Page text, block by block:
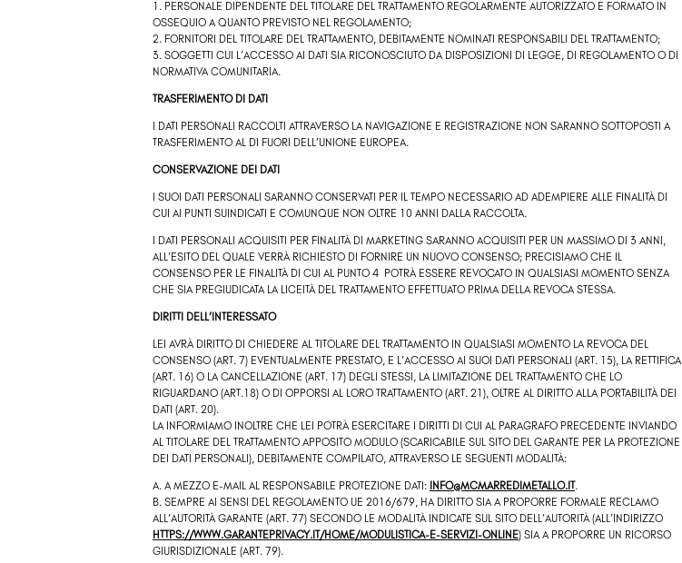
1. PERSONALE DIPENDENTE DEL TITOLARE DEL TRATTAMENTO REGOLARMENTE AUTORIZZATO E FORMATO IN
OSSEQUIO A QUANTO PREVISTO NEL REGOLAMENTO;
2. FORNITORI DEL TITOLARE DEL TRATTAMENTO, DEBITAMENTE NOMINATI RESPONSABILI DEL TRATTAMENTO;
3. SOGGETTI CUI L’ACCESSO AI DATI SIA RICONOSCIUTO DA DISPOSIZIONI DI LEGGE, DI REGOLAMENTO O DI
NORMATIVA COMUNITARIA.
TRASFERIMENTO DI DATI
I DATI PERSONALI RACCOLTI ATTRAVERSO LA NAVIGAZIONE E REGISTRAZIONE NON SARANNO SOTTOPOSTI A
TRASFERIMENTO AL DI FUORI DELL’UNIONE EUROPEA.
CONSERVAZIONE DEI DATI
I SUOI DATI PERSONALI SARANNO CONSERVATI PER IL TEMPO NECESSARIO AD ADEMPIERE ALLE FINALITÀ DI
CUI AI PUNTI SUINDICATI E COMUNQUE NON OLTRE 10 ANNI DALLA RACCOLTA.
I DATI PERSONALI ACQUISITI PER FINALITÀ DI MARKETING SARANNO ACQUISITI PER UN MASSIMO DI 3 ANNI,
ALL’ESITO DEL QUALE VERRÀ RICHIESTO DI FORNIRE UN NUOVO CONSENSO; PRECISIAMO CHE IL
CONSENSO PER LE FINALITÀ DI CUI AL PUNTO 4 POTRÀ ESSERE REVOCATO IN QUALSIASI MOMENTO SENZA
CHE SIA PREGIUDICATA LA LICEITÀ DEL TRATTAMENTO EFFETTUATO PRIMA DELLA REVOCA STESSA.
DIRITTI DELL’INTERESSATO
LEI AVRÀ DIRITTO DI CHIEDERE AL TITOLARE DEL TRATTAMENTO IN QUALSIASI MOMENTO LA REVOCA DEL
CONSENSO (ART. 7) EVENTUALMENTE PRESTATO, E L’ACCESSO AI SUOI DATI PERSONALI (ART. 15), LA RETTIFICA
(ART. 16) O LA CANCELLAZIONE (ART. 17) DEGLI STESSI, LA LIMITAZIONE DEL TRATTAMENTO CHE LO
RIGUARDANO (ART.18) O DI OPPORSI AL LORO TRATTAMENTO (ART. 21), OLTRE AL DIRITTO ALLA PORTABILITÀ DEI
DATI (ART. 20).
LA INFORMIAMO INOLTRE CHE LEI POTRÀ ESERCITARE I DIRITTI DI CUI AL PARAGRAFO PRECEDENTE INVIANDO
AL TITOLARE DEL TRATTAMENTO APPOSITO MODULO (SCARICABILE SUL SITO DEL GARANTE PER LA PROTEZIONE
DEI DATI PERSONALI), DEBITAMENTE COMPILATO, ATTRAVERSO LE SEGUENTI MODALITÀ:
A. A MEZZO E-MAIL AL RESPONSABILE PROTEZIONE DATI: INFO@MCMARREDIMETALLO.IT.
B. SEMPRE AI SENSI DEL REGOLAMENTO UE 2016/679, HA DIRITTO SIA A PROPORRE FORMALE RECLAMO
ALL’AUTORITÀ GARANTE (ART. 77) SECONDO LE MODALITÀ INDICATE SUL SITO DELL’AUTORITÀ (ALL’INDIRIZZO
HTTPS://WWW.GARANTEPRIVACY.IT/HOME/MODULISTICA-E-SERVIZI-ONLINE) SIA A PROPORRE UN RICORSO
GIURISDIZIONALE (ART. 79).